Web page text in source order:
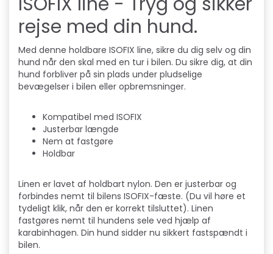
rejse med din hund.
Med denne holdbare ISOFIX line, sikre du dig selv og din
hund når den skal med en tur i bilen. Du sikre dig, at din
hund forbliver på sin plads under pludselige
bevægelser i bilen eller opbremsninger.
Kompatibel med ISOFIX
Justerbar længde
Nem at fastgøre
Holdbar
Linen er lavet af holdbart nylon. Den er justerbar og
forbindes nemt til bilens ISOFIX-fæste. (Du vil høre et
tydeligt klik, når den er korrekt tilsluttet). Linen
fastgøres nemt til hundens sele ved hjælp af
karabinhagen. Din hund sidder nu sikkert fastspændt i
bilen.